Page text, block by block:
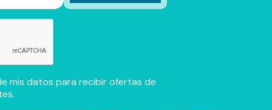
mis datos para recibir ofertas de